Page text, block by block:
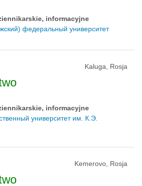
informacyjne
федеральный университет
Kaluga, Rosja
informacyjne
университет им. К.Э.
Kemerovo, Rosja